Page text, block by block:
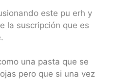
este pu erh y
la suscripción que es
una pasta que se
pero que si una vez